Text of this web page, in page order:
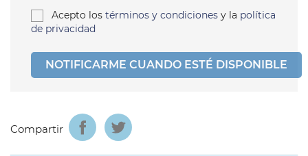
Acepto los términos y condiciones y la política
de privacidad
NOTIFICARME CUANDO ESTÉ DISPONIBLE
Compartir